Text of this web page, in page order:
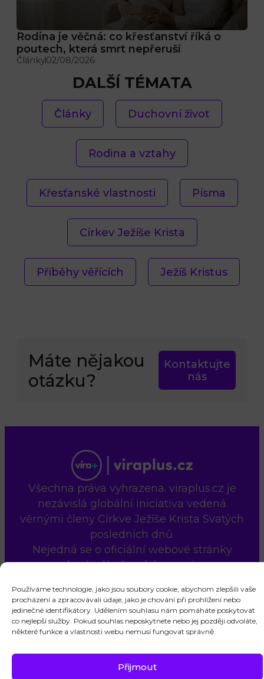
Používáme technologie, jako jsou soubory cookie, abychom zlepšili vaše
procházení a zpracovávali údaje, jako je chování při prohlížení nebo
jedinečné identifikátory. Udělením souhlasu nám pomáháte poskytovat
co nejlepší služby. Pokud souhlas neposkytnete nebo jej později odvoláte,
některé funkce a vlastnosti webu nemusí fungovat správně.
Přijmout
Rodina je věčná: co křesťanství říká o
poutech, která smrt nepřeruší
Články02/08/2026
DALŠÍ TÉMATA
Články Duchovní život
Rodina a vztahy
Křesťanské vlastnosti Písma
Církev Ježíše Krista
Příběhy věřících Ježíš Kristus
Máte nějakou
otázku?
Kontaktujte
nás
Všechna práva vyhrazena. viraplus.cz je
nezávislá globální iniciativa vedená
věrnými členy Církve Ježíše Krista Svatých
posledních dnů.
Nejedná se o oficiální webové stránky
uvedené náboženské organizace.